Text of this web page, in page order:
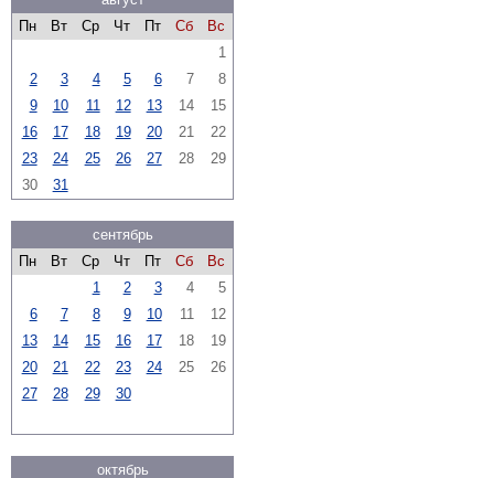
Пн
Вт Ср Чт Пт Сб
Вс
1
2
3 4 5 6 7
8
9
10 11 12 13 14
15
16
17 18 19 20 21
22
23
24 25 26 27 28
29
30
31
сентябрь
Пн
Вт Ср Чт Пт Сб
Вс
1
2 3 4
5
6
7 8 9 10 11
12
13
14 15 16 17 18
19
20
21 22 23 24 25
26
27
28 29 30
октябрь